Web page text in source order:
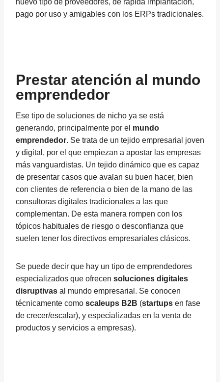
nuevo tipo de proveedores, de rápida implantación,
pago por uso y amigables con los ERPs tradicionales.
Prestar atención al mundo
emprendedor
Ese tipo de soluciones de nicho ya se está
generando, principalmente por el mundo
emprendedor. Se trata de un tejido empresarial joven
y digital, por el que empiezan a apostar las empresas
más vanguardistas. Un tejido dinámico que es capaz
de presentar casos que avalan su buen hacer, bien
con clientes de referencia o bien de la mano de las
consultoras digitales tradicionales a las que
complementan. De esta manera rompen con los
tópicos habituales de riesgo o desconfianza que
suelen tener los directivos empresariales clásicos.
Se puede decir que hay un tipo de emprendedores
especializados que ofrecen soluciones digitales
disruptivas al mundo empresarial. Se conocen
técnicamente como scaleups B2B (startups en fase
de crecer/escalar), y especializadas en la venta de
productos y servicios a empresas).